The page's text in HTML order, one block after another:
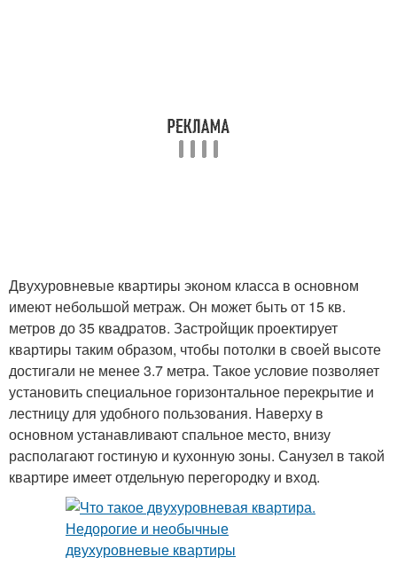
Двухуровневые квартиры эконом класса в основном
имеют небольшой метраж. Он может быть от 15 кв.
метров до 35 квадратов. Застройщик проектирует
квартиры таким образом, чтобы потолки в своей высоте
достигали не менее 3.7 метра. Такое условие позволяет
установить специальное горизонтальное перекрытие и
лестницу для удобного пользования. Наверху в
основном устанавливают спальное место, внизу
располагают гостиную и кухонную зоны. Санузел в такой
квартире имеет отдельную перегородку и вход.